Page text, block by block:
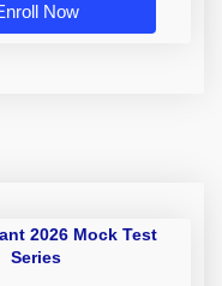
Now
2026 Mock Test
Series